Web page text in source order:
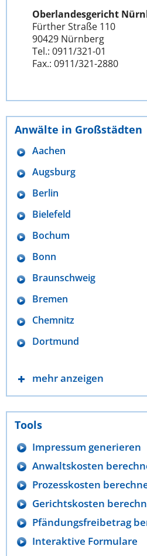
Oberlandesgericht
Fürther Straße 110
90429 Nürnberg
Tel.: 0911/321-01
Fax.: 0911/321-2880
Anwälte in Großstädten
Aachen
Augsburg
Berlin
Bielefeld
Bochum
Bonn
Braunschweig
Bremen
Chemnitz
Dortmund
mehr anzeigen
Tools
Impressum generieren
Anwaltskosten
Prozesskosten
Gerichtskosten
Pfändungsfreibetrag
Interaktive Formulare